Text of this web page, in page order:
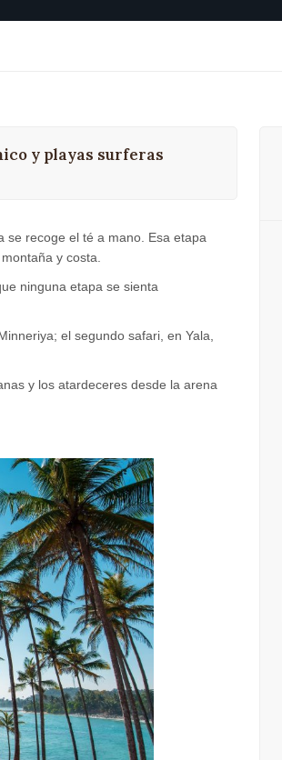
y playas surferas
se recoge el té a mano. Esa etapa
y costa.
ninguna etapa se sienta
el segundo safari, en Yala,
y los atardeceres desde la arena